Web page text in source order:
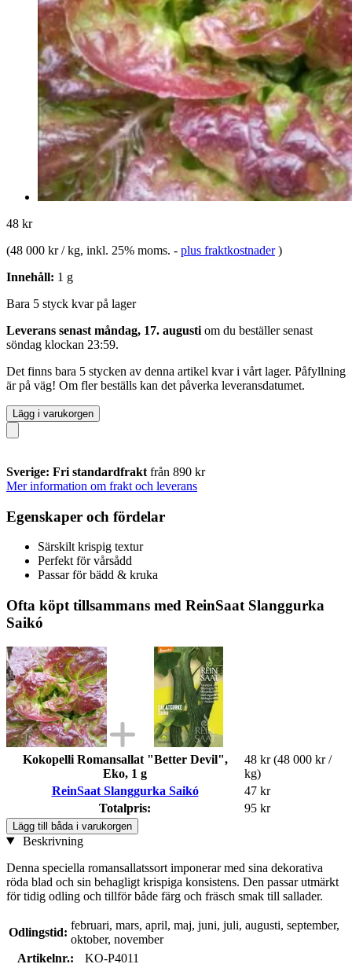
48 kr
(48 000 kr / kg, inkl. 25% moms. - plus fraktkostnader )
Innehåll: 1 g
Bara 5 styck kvar på lager
Leverans senast måndag, 17. augusti om du beställer senast
söndag klockan 23:59.
Det finns bara 5 stycken av denna artikel kvar i vårt lager. Påfyllning
är på väg! Om fler beställs kan det påverka leveransdatumet.
Lägg i varukorgen
Sverige: Fri standardfrakt från 890 kr
Mer information om frakt och leverans
Egenskaper och fördelar
Särskilt krispig textur
Perfekt för vårsådd
Passar för bädd & kruka
Ofta köpt tillsammans med ReinSaat Slanggurka
Saikó
Kokopelli Romansallat "Better Devil",
Eko, 1 g
48 kr (48 000 kr /
kg)
ReinSaat Slanggurka Saikó
47 kr
Totalpris:
95 kr
Lägg till båda i varukorgen
Beskrivning
Denna speciella romansallatssort imponerar med sina dekorativa
röda blad och sin behagligt krispiga konsistens. Den passar utmärkt
för tidig odling och tillför både färg och fräsch smak till sallader.
Odlingstid:
februari, mars, april, maj, juni, juli, augusti, september,
oktober, november
Artikelnr.:
KO-P4011